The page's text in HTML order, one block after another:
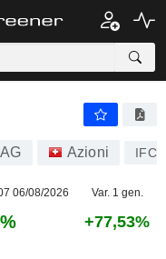
Azioni IFCN
06/08/2026 Var. 1 gen.
+77,53%